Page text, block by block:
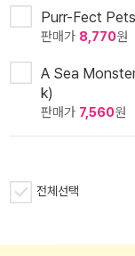
Purr-Fect
판매가 8,770원
A Sea
k)
판매가 7,560원
전체선택